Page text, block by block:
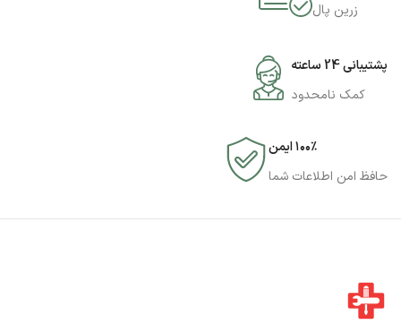
زرین پال
پشتیبانی 24 ساعته
کمک نامحدود
۱۰۰٪ ایمن
حافظ امن اطلاعات شما